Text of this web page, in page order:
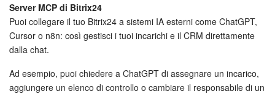
Analisi CRM
Generatore BI
Bitrix24 Market
Server MCP di Bitrix24
Puoi collegare il tuo Bitrix24 a sistemi IA esterni come ChatGPT,
Cursor o n8n: così gestisci i tuoi incarichi e il CRM direttamente
dalla chat.
Ad esempio, puoi chiedere a ChatGPT di assegnare un incarico,
aggiungere un elenco di controllo o cambiare il responsabile di un